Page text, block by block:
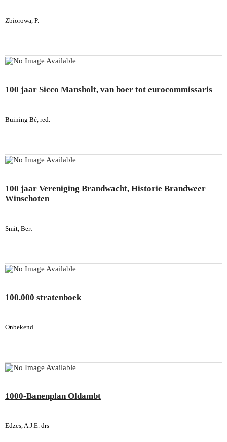
Zbiorowa, P.
100 jaar Sicco Mansholt, van boer tot eurocommissaris
Buining Bé, red.
100 jaar Vereniging Brandwacht, Historie Brandweer
Winschoten
Smit, Bert
100.000 stratenboek
Onbekend
1000-Banenplan Oldambt
Edzes, A.J.E. drs